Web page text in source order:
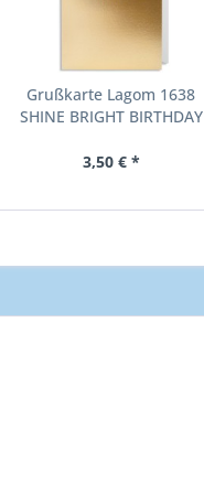
Grußkarte Lagom 1638
SHINE BRIGHT BIRTHDAY
3,50 € *